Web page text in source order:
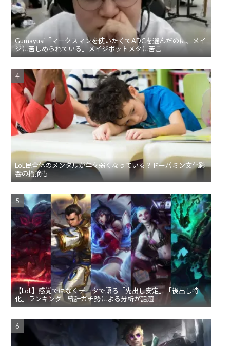
Gumayusi「マークスマンを使いたくてADCを選んだのに、メイ
ジに苦しめられている」メイジボットメタに苦言
LoL民全体のメンタルが年々弱くなっている？ドーパミン文化影
響の指摘も
【LoL】感覚ではなくデータで語る「先出し安定」「後出し特
化」ランキング - 統計ガチ勢による分析が話題